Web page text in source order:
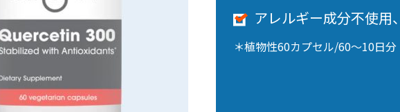
アレルギー成分不使用
＊植物性60カプセル/60～10日分